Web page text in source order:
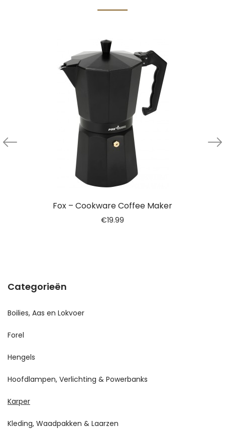
Fox – Cookware Coffee Maker
€19.99
Categorieën
Boilies, Aas en Lokvoer
Forel
Hengels
Hoofdlampen, Verlichting & Powerbanks
Karper
Kleding, Waadpakken & Laarzen